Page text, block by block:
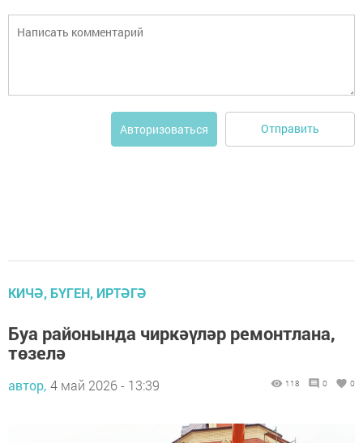
Авторизоваться Отправить
КИЧӘ, БҮГЕН, ИРТӘГӘ
Буа районында чиркәүләр ремонтлана,
төзелә
автор, 4 май 2026 - 13:39 118 0 0